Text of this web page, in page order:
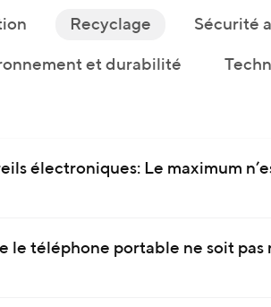
Recyclage Sécurité
et durabilité
électroniques: Le maximum
le téléphone portable ne soit pas